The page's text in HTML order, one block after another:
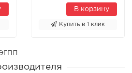
В корзину
Купить в 1 клик